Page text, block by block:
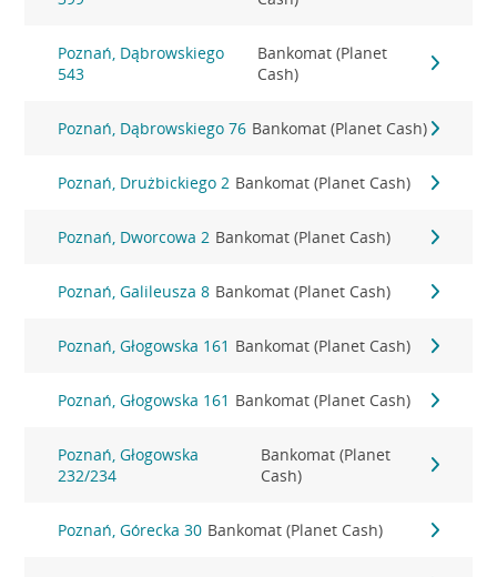
Poznań, Dąbrowskiego
543
Bankomat (Planet
Cash)
Poznań, Dąbrowskiego 76 Bankomat (Planet Cash)
Poznań, Drużbickiego 2 Bankomat (Planet Cash)
Poznań, Dworcowa 2 Bankomat (Planet Cash)
Poznań, Galileusza 8 Bankomat (Planet Cash)
Poznań, Głogowska 161 Bankomat (Planet Cash)
Poznań, Głogowska 161 Bankomat (Planet Cash)
Poznań, Głogowska
232/234
Bankomat (Planet
Cash)
Poznań, Górecka 30 Bankomat (Planet Cash)